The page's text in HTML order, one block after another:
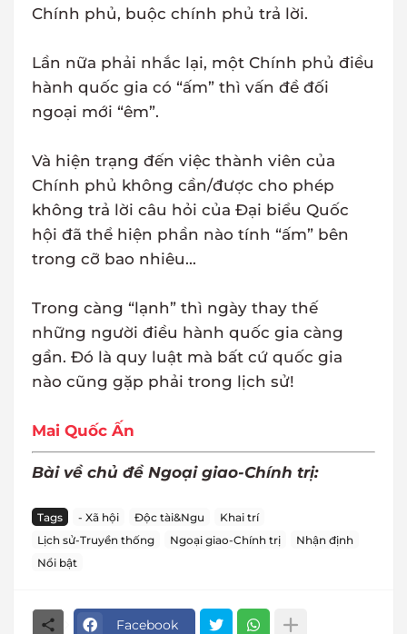
Chính phủ, buộc chính phủ trả lời.
Lần nữa phải nhắc lại, một Chính phủ điều
hành quốc gia có “ấm” thì vấn đề đối
ngoại mới “êm”.
Và hiện trạng đến việc thành viên của
Chính phủ không cần/được cho phép
không trả lời câu hỏi của Đại biểu Quốc
hội đã thể hiện phần nào tính “ấm” bên
trong cỡ bao nhiêu...
Trong càng “lạnh” thì ngày thay thế
những người điều hành quốc gia càng
gần. Đó là quy luật mà bất cứ quốc gia
nào cũng gặp phải trong lịch sử!
Mai Quốc Ấn
Bài về chủ đề Ngoại giao-Chính trị:
Tags - Xã hội Độc tài&Ngu
Khai trí
Lịch sử-Truyền thống
Ngoại giao-Chính trị
Nhận định
Nổi bật
Facebook